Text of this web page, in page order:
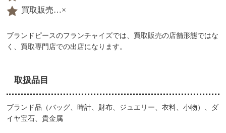
買取販売…×
ブランドピースのフランチャイズでは、買取販売の店舗形態ではな
く、買取専門店での出店になります。
取扱品目
ブランド品（バッグ、時計、財布、ジュエリー、衣料、小物）、ダ
イヤ宝石、貴金属